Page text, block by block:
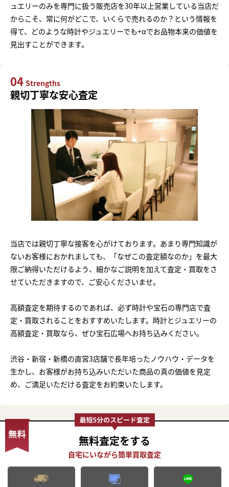
ュエリーのみを専門に扱う販売店を30年以上営業している当店だ
からこそ、常に何がどこで、いくらで売れるのか？という情報を
得て、どのような時計やジュエリーでも+αでお品物本来の価値を
見出すことができます。
04 Strengths
親切丁寧な安心査定
当店では親切丁寧な接客を心がけております。あまり専門知識が
ないお客様におかれましても、「なぜこの査定額なのか」を最大
限ご納得いただけるよう、細かなご説明を加えて査定・買取をさ
せていただきますので、ご安心くださいませ。
高額査定を期待するのであれば、必ず時計や宝石の専門店で査
定・買取されることをおすすめいたします。時計とジュエリーの
高額査定・買取なら、ぜひ宝石広場へお持ち込みください。
渋谷・新宿・新橋の直営3店舗で長年培ったノウハウ・データを
生かし、お客様がお持ち込みいただいた商品の真の価値を見定
め、ご満足いただける査定をお約束いたします。
無料査定をする
まずは